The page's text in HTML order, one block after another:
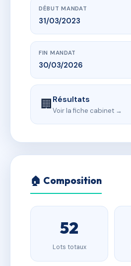
DÉBUT MANDAT
31/03/2023
FIN MANDAT
30/03/2026
🏢Résultats
Voir la fiche cabinet →
🏠 Composition
52
Lots totaux